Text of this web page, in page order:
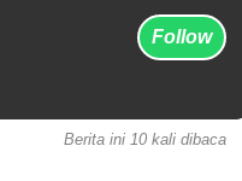
Follow
Berita ini 10 kali dibaca